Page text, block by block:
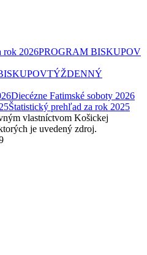
PROGRAM BISKUPOV
TÝŽDENNÝ
Diecézne Fatimské soboty 2026
Štatistický prehľad za rok 2025
vlastníctvom Košickej
je uvedený zdroj.